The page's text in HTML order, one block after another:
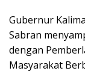
Gubernur
Sabran
dengan
Masyarakat